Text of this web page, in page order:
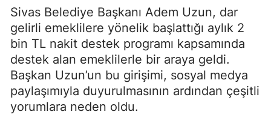
Sivas Belediye Başkanı Adem Uzun, dar
gelirli emeklilere yönelik başlattığı aylık 2
bin TL nakit destek programı kapsamında
destek alan emeklilerle bir araya geldi.
Başkan Uzun’un bu girişimi, sosyal medya
paylaşımıyla duyurulmasının ardından çeşitli
yorumlara neden oldu.